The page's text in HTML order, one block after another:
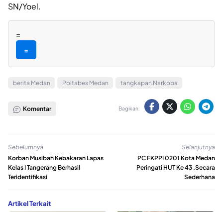
SN/Yoel.
=
=
berita Medan Poltabes Medan tangkapan Narkoba
Komentar Bagikan:
Sebelumnya
Korban Musibah Kebakaran Lapas
Kelas I Tangerang Berhasil
Teridentifikasi
Selanjutnya
PC FKPPI 0201 Kota Medan
Peringati HUT Ke 43 .Secara
Sederhana
Artikel Terkait